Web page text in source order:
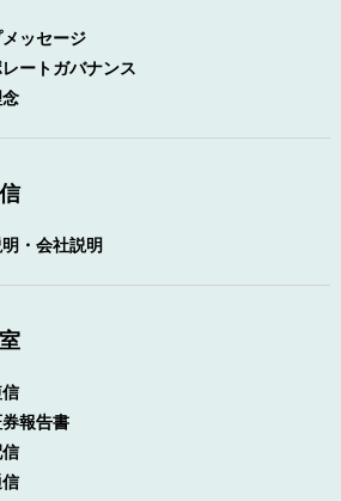
メッセージ
ートガバナンス
・会社説明
報告書